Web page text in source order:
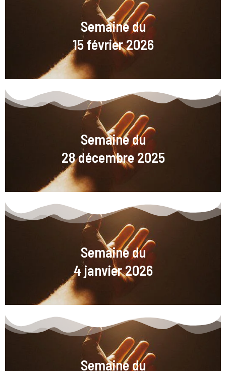
Semaine du
15 février 2026
Semaine du
28 décembre 2025
Semaine du
4 janvier 2026
Semaine du